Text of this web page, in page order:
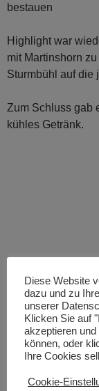
bestauen
Highlight war
mit Martinshorn
Sturmbühl auf die
Zum Schluss gab
kühles Getränk.
Diese Website
dazu und zu
unserer
Klicken Sie auf
akzeptieren
können, oder
Ihre Cookies
Cookie-